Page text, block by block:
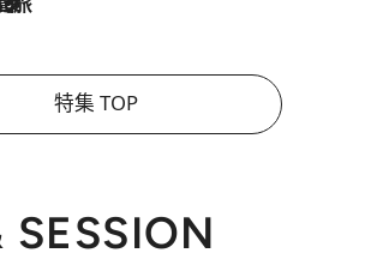
特集 TOP
SESSION